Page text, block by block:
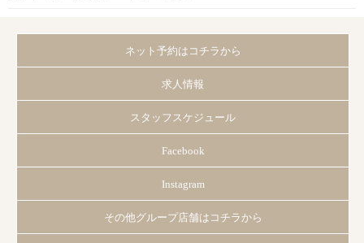
ネット予約はコチラから
求人情報
スタッフスケジュール
Facebook
Instagram
その他グループ店舗はコチラから